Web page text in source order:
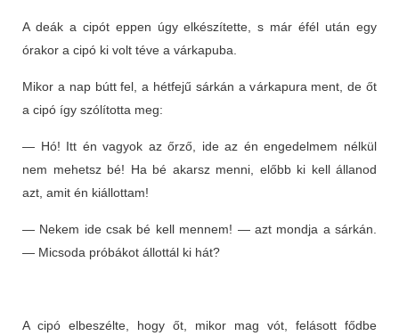
A deák a cipót eppen úgy elkészítette, s már éfél után egy
órakor a cipó ki volt téve a várkapuba.
Mikor a nap bútt fel, a hétfejű sárkán a várkapura ment, de őt
a cipó így szólította meg:
— Hó! Itt én vagyok az őrző, ide az én engedelmem nélkül
nem mehetsz bé! Ha bé akarsz menni, előbb ki kell állanod
azt, amit én kiállottam!
— Nekem ide csak bé kell mennem! — azt mondja a sárkán.
— Micsoda próbákot állottál ki hát?
A cipó elbeszélte, hogy őt, mikor mag vót, felásott fődbe